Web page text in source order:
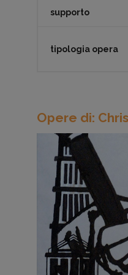
supporto
tipologia opera
Opere di: